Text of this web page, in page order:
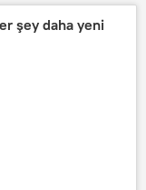
şey daha yeni